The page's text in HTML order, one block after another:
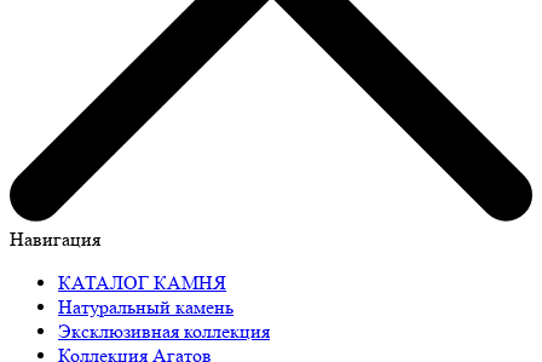
Навигация
КАТАЛОГ КАМНЯ
Натуральный камень
Эксклюзивная коллекция
Коллекция Агатов